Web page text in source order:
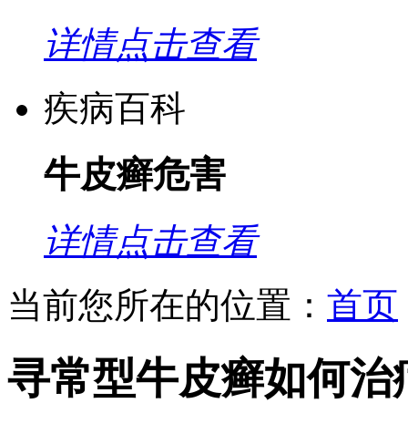
详情点击查看
疾病百科
牛皮癣危害
详情点击查看
当前您所在的位置： 首页
寻常型牛皮癣如何治